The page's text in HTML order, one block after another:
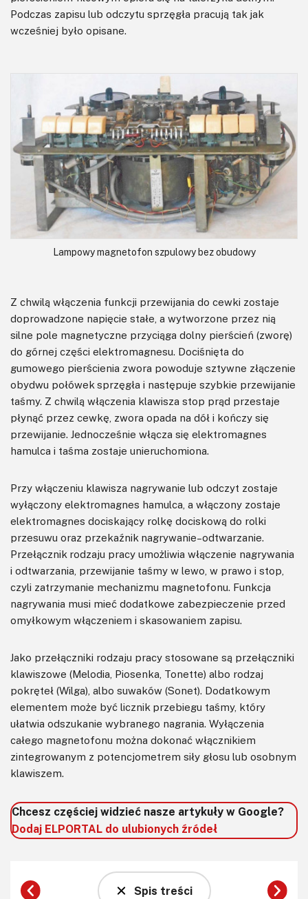
Podczas zapisu lub odczytu sprzęgła pracują tak jak
wcześniej było opisane.
Lampowy magnetofon szpulowy bez obudowy
Z chwilą włączenia funkcji przewijania do cewki zostaje
doprowadzone napięcie stałe, a wytworzone przez nią
silne pole magnetyczne przyciąga dolny pierścień (zworę)
do górnej części elektromagnesu. Dociśnięta do
gumowego pierścienia zwora powoduje sztywne złączenie
obydwu połówek sprzęgła i następuje szybkie przewijanie
taśmy. Z chwilą włączenia klawisza stop prąd przestaje
płynąć przez cewkę, zwora opada na dół i kończy się
przewijanie. Jednocześnie włącza się elektromagnes
hamulca i taśma zostaje unieruchomiona.
Przy włączeniu klawisza nagrywanie lub odczyt zostaje
wyłączony elektromagnes hamulca, a włączony zostaje
elektromagnes dociskający rolkę dociskową do rolki
przesuwu oraz przekaźnik nagrywanie–odtwarzanie.
Przełącznik rodzaju pracy umożliwia włączenie nagrywania
i odtwarzania, przewijanie taśmy w lewo, w prawo i stop,
czyli zatrzymanie mechanizmu magnetofonu. Funkcja
nagrywania musi mieć dodatkowe zabezpieczenie przed
omyłkowym włączeniem i skasowaniem zapisu.
Jako przełączniki rodzaju pracy stosowane są przełączniki
klawiszowe (Melodia, Piosenka, Tonette) albo rodzaj
pokręteł (Wilga), albo suwaków (Sonet). Dodatkowym
elementem może być licznik przebiegu taśmy, który
ułatwia odszukanie wybranego nagrania. Wyłączenia
całego magnetofonu można dokonać włącznikiem
zintegrowanym z potencjometrem siły głosu lub osobnym
klawiszem.
Chcesz częściej widzieć nasze artykuły w Google?
Dodaj ELPORTAL do ulubionych źródeł
Spis treści